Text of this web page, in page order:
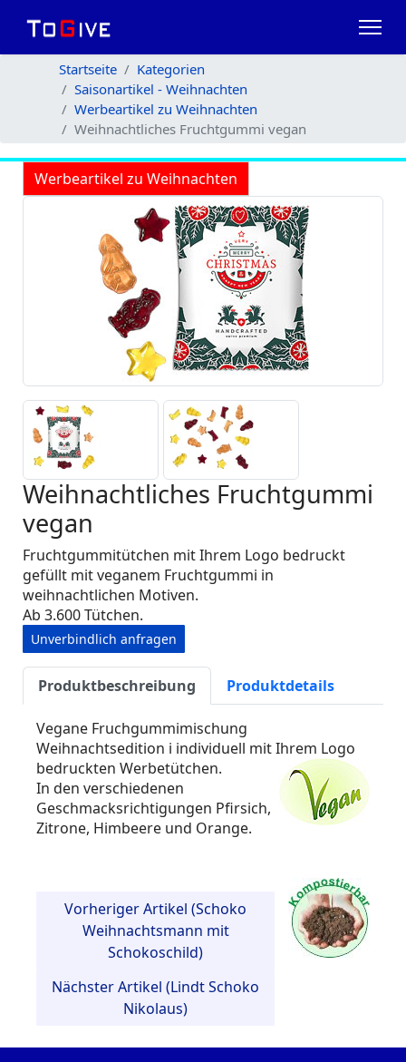
Startseite
Kategorien
Saisonartikel - Weihnachten
Werbeartikel zu Weihnachten
Weihnachtliches Fruchtgummi vegan
Werbeartikel zu Weihnachten
Weihnachtliches Fruchtgummi
vegan
Fruchtgummitütchen mit Ihrem Logo bedruckt
gefüllt mit veganem Fruchtgummi in
weihnachtlichen Motiven.
Ab 3.600 Tütchen.
Unverbindlich anfragen
Produktbeschreibung Produktdetails
Vegane Fruchgummimischung
Weihnachtsedition i individuell mit Ihrem Logo
bedruckten Werbetütchen.
In den verschiedenen
Geschmacksrichtigungen Pfirsich,
Zitrone, Himbeere und Orange.
Vorheriger Artikel (Schoko
Weihnachtsmann mit
Schokoschild)
Nächster Artikel (Lindt Schoko
Nikolaus)